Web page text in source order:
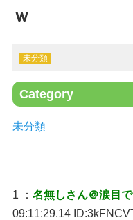
ｗ
未分類
Category
未分類
1 ： 名無しさん＠涙目で
09:11:29.14